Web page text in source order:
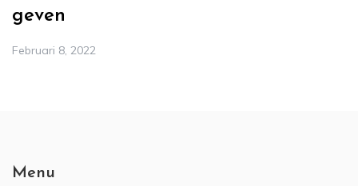
geven
Februari 8, 2022
Menu